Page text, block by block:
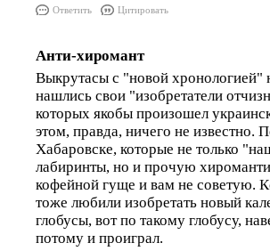
Ответить Цитировать
Анти-хиромант
Выкрутасы с "новой хронологией"
нашлись свои "изобретатели
которых якобы произошел
этом, правда, ничего не
Хабаровске, которые не только
лабиринты, но и прочую
кофейной гуще и вам не советую.
тоже любили изобретать новый
глобусы, вот по такому глобусу,
потому и проиграл.